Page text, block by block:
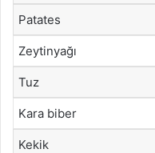
Patates
Zeytinyağı
Tuz
Kara biber
Kekik